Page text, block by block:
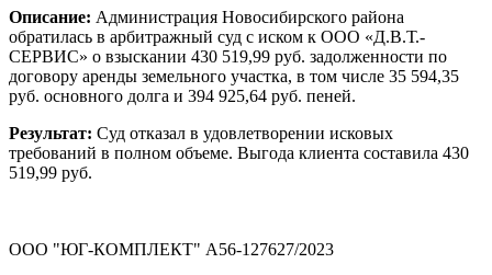
Описание: Администрация Новосибирского района
обратилась в арбитражный суд с иском к ООО «Д.В.Т.-
СЕРВИС» о взыскании 430 519,99 руб. задолженности по
договору аренды земельного участка, в том числе 35 594,35
руб. основного долга и 394 925,64 руб. пеней.
Результат: Суд отказал в удовлетворении исковых
требований в полном объеме. Выгода клиента составила 430
519,99 руб.
ООО "ЮГ-КОМПЛЕКТ" А56-127627/2023